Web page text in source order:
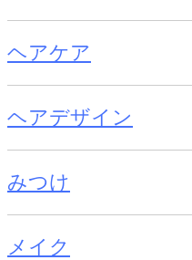
ヘアケア
ヘアデザイン
みつけ
メイク